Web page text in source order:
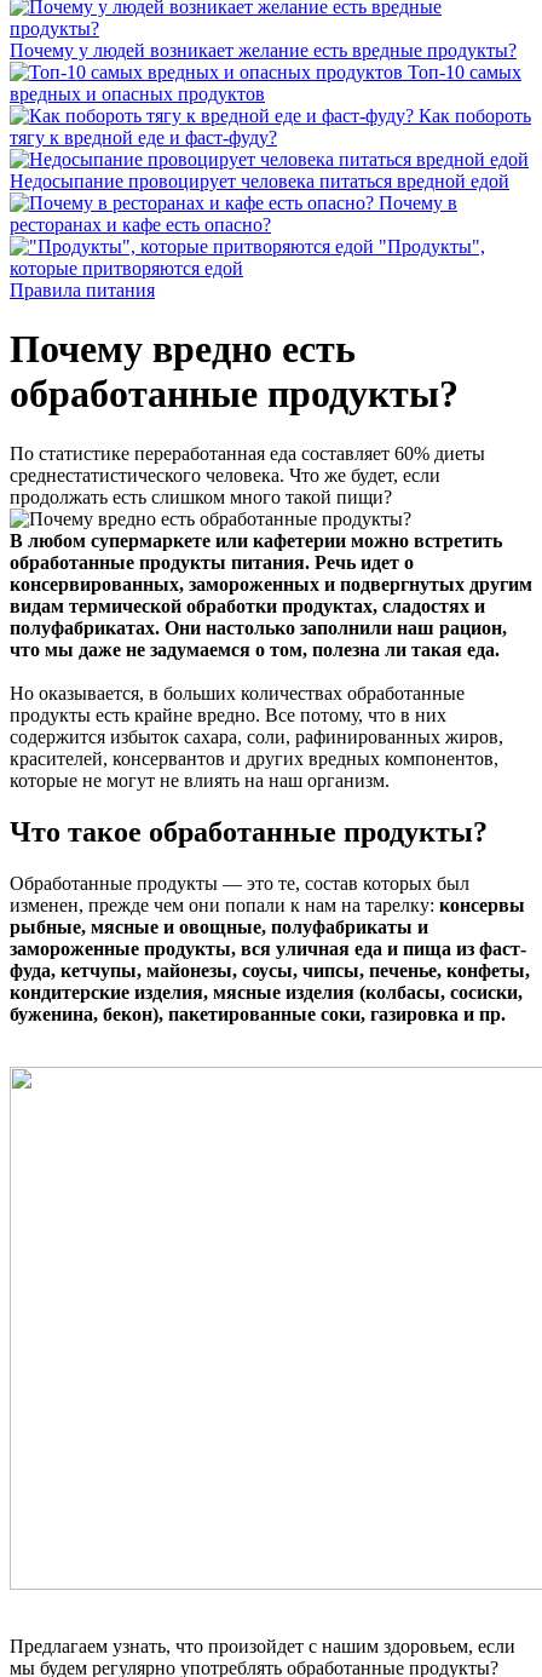
Почему у людей возникает желание есть вредные продукты?
Топ-10 самых
вредных и опасных продуктов
Как побороть
тягу к вредной еде и фаст-фуду?
Недосыпание провоцирует человека питаться вредной едой
Почему в
ресторанах и кафе есть опасно?
"Продукты",
которые притворяются едой
Правила питания
Почему вредно есть
обработанные продукты?
По статистике переработанная еда составляет 60% диеты
среднестатистического человека. Что же будет, если
продолжать есть слишком много такой пищи?
В любом супермаркете или кафетерии можно встретить
обработанные продукты питания. Речь идет о
консервированных, замороженных и подвергнутых другим
видам термической обработки продуктах, сладостях и
полуфабрикатах. Они настолько заполнили наш рацион,
что мы даже не задумаемся о том, полезна ли такая еда.
Но оказывается, в больших количествах обработанные
продукты есть крайне вредно. Все потому, что в них
содержится избыток сахара, соли, рафинированных жиров,
красителей, консервантов и других вредных компонентов,
которые не могут не влиять на наш организм.
Что такое обработанные продукты?
Обработанные продукты — это те, состав которых был
изменен, прежде чем они попали к нам на тарелку: консервы
рыбные, мясные и овощные, полуфабрикаты и
замороженные продукты, вся уличная еда и пища из фаст-
фуда, кетчупы, майонезы, соусы, чипсы, печенье, конфеты,
кондитерские изделия, мясные изделия (колбасы, сосиски,
буженина, бекон), пакетированные соки, газировка и пр.
Предлагаем узнать, что произойдет с нашим здоровьем, если
мы будем регулярно употреблять обработанные продукты?